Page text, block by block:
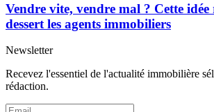
Vendre vite, vendre mal ? Cette idée
dessert les agents immobiliers
Newsletter
Recevez l'essentiel de l'actualité immobilière
rédaction.